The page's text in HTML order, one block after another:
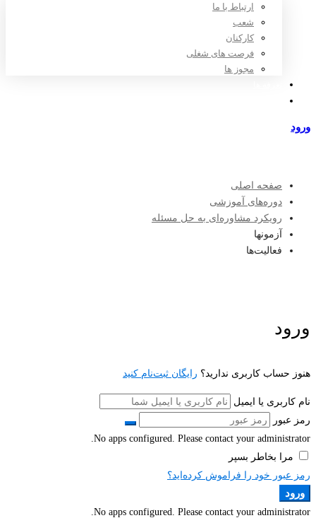
ارتباط با ما
شعب
کارکنان
فرصت های شغلی
مجوز ها
ورود
صفحه اصلی
دوره‌های آموزشی
رویکرد مشاوره‌ای به حل مسئله
آزمونها
فعالیت‌ها
ورود
هنوز حساب کاربری ندارید؟ رایگان ثبت‌نام کنید
نام کاربری یا ایمیل
رمز عبور
No apps configured. Please contact your administrator.
مرا بخاطر بسپر
رمز عبور خود را فراموش کرده‌اید؟
ورود
No apps configured. Please contact your administrator.